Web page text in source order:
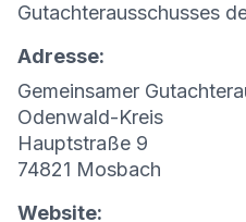
Gutachterausschusses
Adresse:
Gemeinsamer
Odenwald-Kreis
Hauptstraße 9
74821 Mosbach
Website: